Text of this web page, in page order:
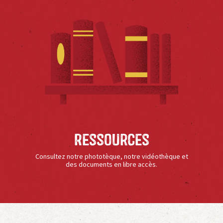
Ressources
Consultez notre phototèque, notre vidéothèque et
des documents en libre accès.